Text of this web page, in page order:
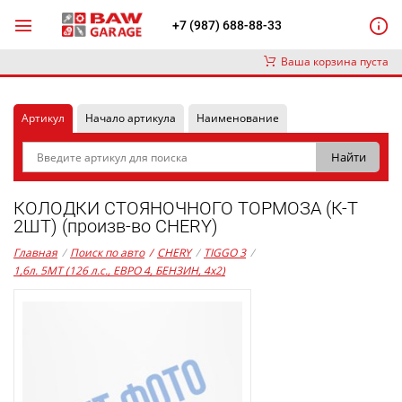
+7 (987) 688-88-33
Ваша корзина пуста
Артикул Начало артикула Наименование
КОЛОДКИ СТОЯНОЧНОГО ТОРМОЗА (К-Т
2ШТ) (произв-во CHERY)
Главная / Поиск по авто / CHERY / TIGGO 3 /
1,6л. 5MT (126 л.с., ЕВРО 4, БЕНЗИН, 4x2)